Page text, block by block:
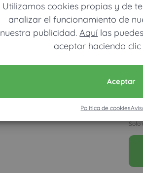
Utilizamos cookies propias y de
analizar el funcionamiento de
nuestra publicidad.Aquí las
aceptar haciendo clic
Aceptar
Política de cookies
Ver mapa más grande
Solo